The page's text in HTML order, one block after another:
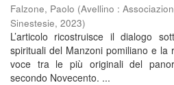
Falzone, Paolo (Avellino :
Sinestesie, 2023)
L’articolo ricostruisce il dialogo
spirituali del Manzoni pomiliano e la
voce tra le più originali del
secondo Novecento. ...